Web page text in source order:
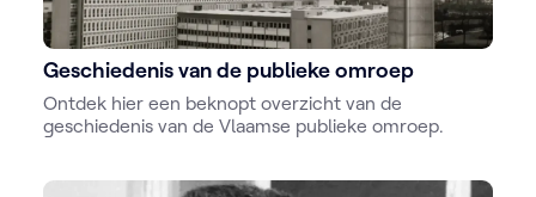
Geschiedenis van de publieke omroep
Ontdek hier een beknopt overzicht van de
geschiedenis van de Vlaamse publieke omroep.